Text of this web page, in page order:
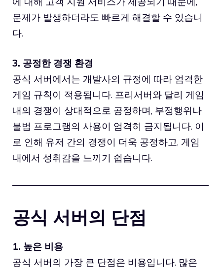
문제가 발생하더라도 빠르게 해결할 수 있습니
다.
3. 공정한 경쟁 환경
공식 서버에서는 개발사의 규정에 따라 엄격한
게임 규칙이 적용됩니다. 프리서버와 달리 게임
내의 경쟁이 상대적으로 공정하며, 부정행위나
불법 프로그램의 사용이 엄격히 금지됩니다. 이
로 인해 유저 간의 경쟁이 더욱 공정하고, 게임
내에서 성취감을 느끼기 쉽습니다.
공식 서버의 단점
1. 높은 비용
공식 서버의 가장 큰 단점은 비용입니다. 많은